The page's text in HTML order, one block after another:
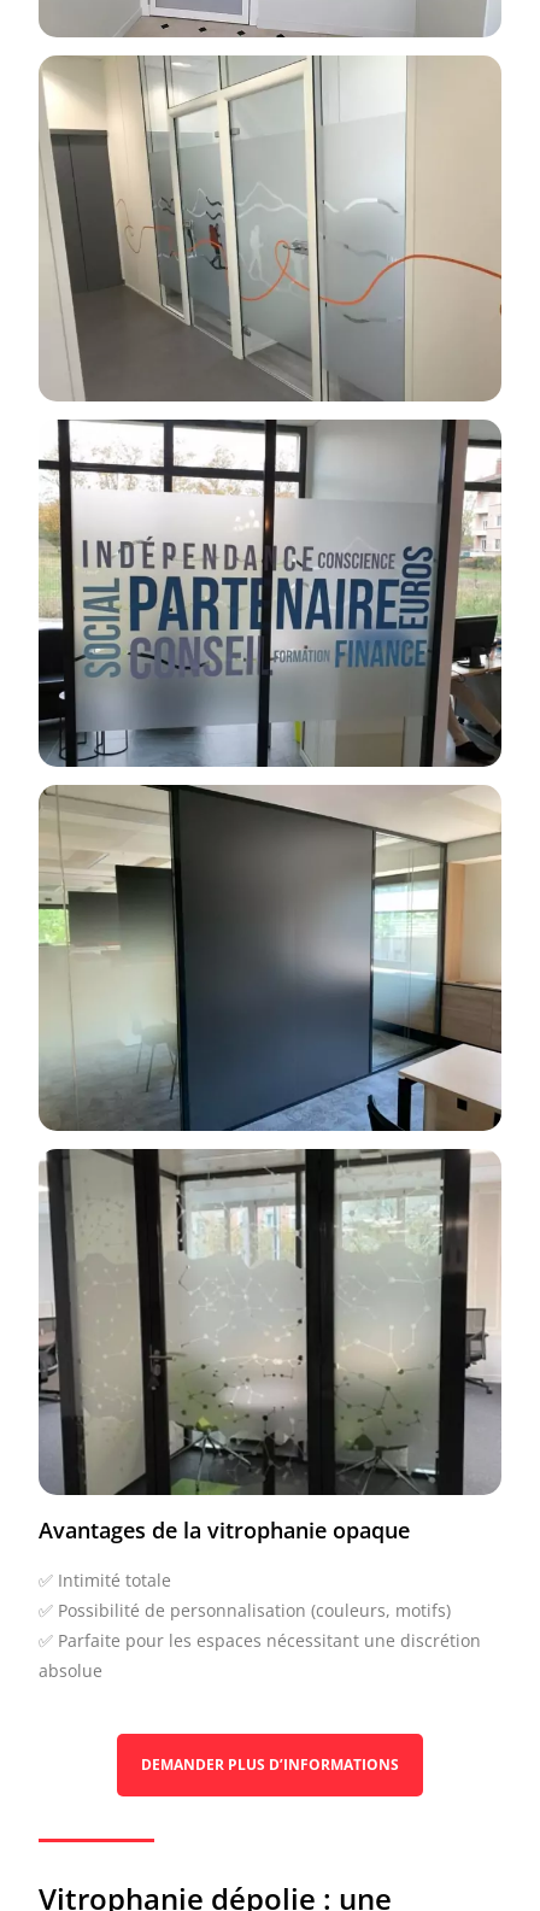
Avantages de la vitrophanie opaque
✅ Intimité totale
✅ Possibilité de personnalisation (couleurs, motifs)
✅ Parfaite pour les espaces nécessitant une discrétion
absolue
DEMANDER PLUS D’INFORMATIONS
Vitrophanie dépolie : une